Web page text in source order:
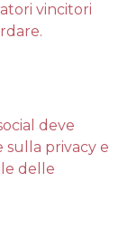
vincitori
deve
privacy e
delle